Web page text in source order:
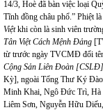
14/3, Hoè đã bàn việc loại
Tĩnh đồng châu phổ.” Phiệt
Việtkhi còn là sinh viên
Tân Việt Cách Mệnh Đảng
từ trước ngày TVCMĐ đổi
Cộng Sản Liên Đoàn [CSLĐ]
Kỳ], ngoài Tổng Thư Ký
Minh Khai, Ngô Đức Trì, Hà
Liêm Sơn, Nguyễn Hữu